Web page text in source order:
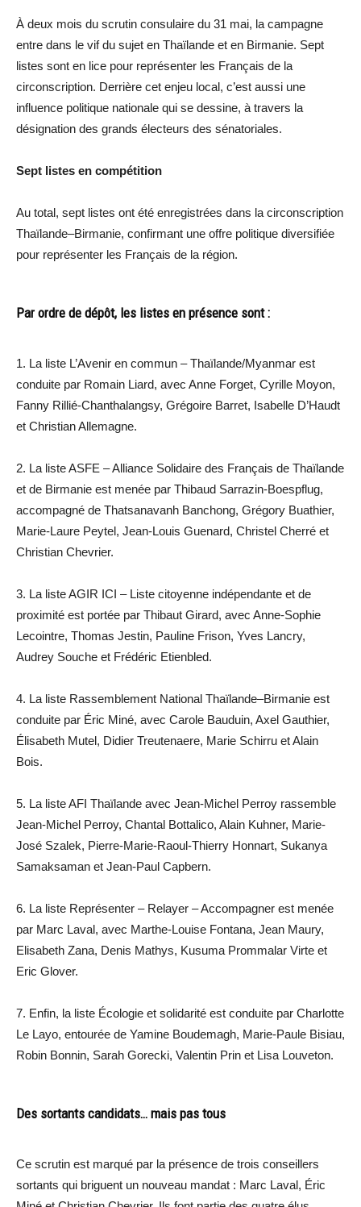
À deux mois du scrutin consulaire du 31 mai, la campagne
entre dans le vif du sujet en Thaïlande et en Birmanie. Sept
listes sont en lice pour représenter les Français de la
circonscription. Derrière cet enjeu local, c’est aussi une
influence politique nationale qui se dessine, à travers la
désignation des grands électeurs des sénatoriales.
Sept listes en compétition
Au total, sept listes ont été enregistrées dans la circonscription
Thaïlande–Birmanie, confirmant une offre politique diversifiée
pour représenter les Français de la région.
Par ordre de dépôt, les listes en présence sont :
1. La liste L’Avenir en commun – Thaïlande/Myanmar est
conduite par Romain Liard, avec Anne Forget, Cyrille Moyon,
Fanny Rillié-Chanthalangsy, Grégoire Barret, Isabelle D’Haudt
et Christian Allemagne.
2. La liste ASFE – Alliance Solidaire des Français de Thaïlande
et de Birmanie est menée par Thibaud Sarrazin-Boespflug,
accompagné de Thatsanavanh Banchong, Grégory Buathier,
Marie-Laure Peytel, Jean-Louis Guenard, Christel Cherré et
Christian Chevrier.
3. La liste AGIR ICI – Liste citoyenne indépendante et de
proximité est portée par Thibaut Girard, avec Anne-Sophie
Lecointre, Thomas Jestin, Pauline Frison, Yves Lancry,
Audrey Souche et Frédéric Etienbled.
4. La liste Rassemblement National Thaïlande–Birmanie est
conduite par Éric Miné, avec Carole Bauduin, Axel Gauthier,
Élisabeth Mutel, Didier Treutenaere, Marie Schirru et Alain
Bois.
5. La liste AFI Thaïlande avec Jean-Michel Perroy rassemble
Jean-Michel Perroy, Chantal Bottalico, Alain Kuhner, Marie-
José Szalek, Pierre-Marie-Raoul-Thierry Honnart, Sukanya
Samaksaman et Jean-Paul Capbern.
6. La liste Représenter – Relayer – Accompagner est menée
par Marc Laval, avec Marthe-Louise Fontana, Jean Maury,
Elisabeth Zana, Denis Mathys, Kusuma Prommalar Virte et
Eric Glover.
7. Enfin, la liste Écologie et solidarité est conduite par Charlotte
Le Layo, entourée de Yamine Boudemagh, Marie-Paule Bisiau,
Robin Bonnin, Sarah Gorecki, Valentin Prin et Lisa Louveton.
Des sortants candidats… mais pas tous
Ce scrutin est marqué par la présence de trois conseillers
sortants qui briguent un nouveau mandat : Marc Laval, Éric